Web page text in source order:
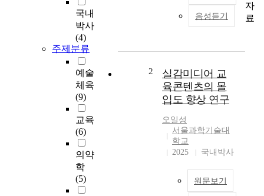
국내
박사
(4)
주제분류
예술
체육
(9)
교육
(6)
의약
학
(5)
음성듣기
2
실감미디어 교
육콘텐츠의 몰
입도 향상 연구
오일성
서울과학기술대
학교
2025
국내박사
원문보기
자
료